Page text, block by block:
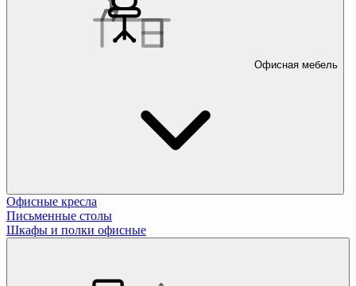
Офисная мебель
Офисные кресла
Письменные столы
Шкафы и полки офисные